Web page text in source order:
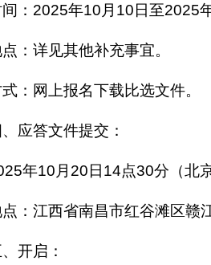
间：2025年10月10日至2025
：详见其他补充事宜。
：网上报名下载比选文件。
、应答文件提交：
年10月20日14点30分（北京
：江西省南昌市红谷滩区赣
开启：